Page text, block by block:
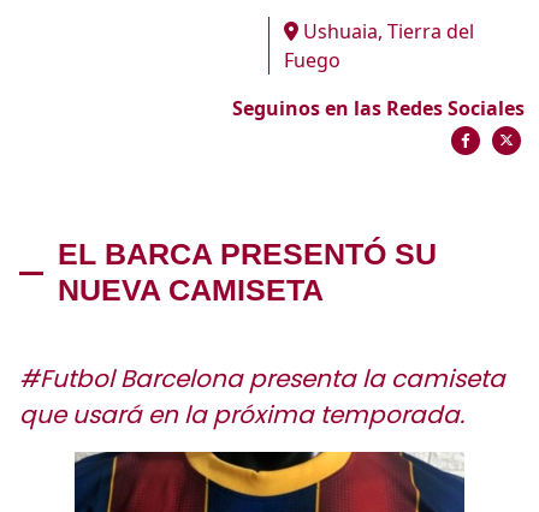
Ushuaia, Tierra del
Fuego
Seguinos en las Redes Sociales
EL BARCA PRESENTÓ SU
NUEVA CAMISETA
#Futbol Barcelona presenta la camiseta
que usará en la próxima temporada.